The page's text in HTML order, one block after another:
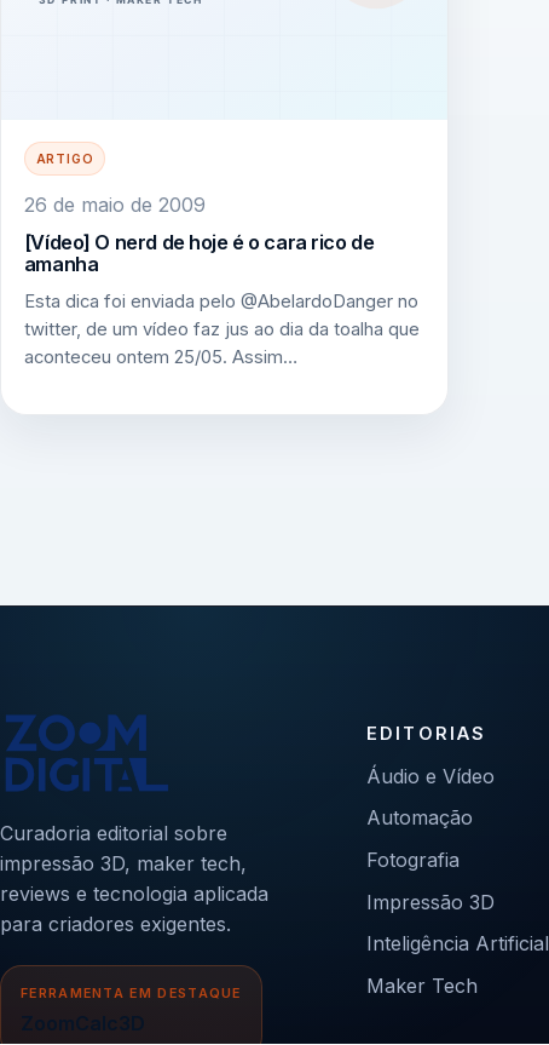
ARTIGO
26 de maio de 2009
[Vídeo] O nerd de hoje é o cara rico de
amanha
Esta dica foi enviada pelo @AbelardoDanger no
twitter, de um vídeo faz jus ao dia da toalha que
aconteceu ontem 25/05. Assim…
Curadoria editorial sobre
impressão 3D, maker tech,
reviews e tecnologia aplicada
para criadores exigentes.
FERRAMENTA EM DESTAQUE
ZoomCalc3D
EDITORIAS
Áudio e Vídeo
Automação
Fotografia
Impressão 3D
Inteligência Artificial
Maker Tech